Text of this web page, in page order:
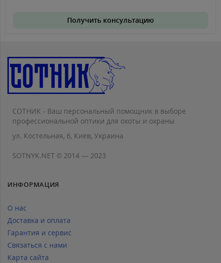
Получить консультацию
СОТНИК - Ваш персональный помощник в выборе
профессиональной оптики для охоты и охраны
ул. Костельная, 6, Киев, Украина
SOTNYK.NET © 2014 — 2023
ИНФОРМАЦИЯ
О нас
Доставка и оплата
Гарантия и сервис
Связаться с нами
Карта сайта